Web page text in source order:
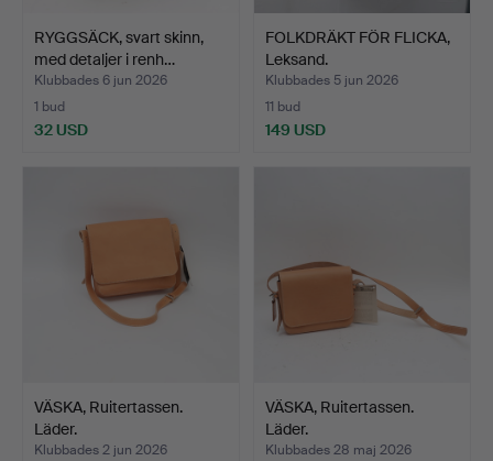
RYGGSÄCK, svart skinn,
med detaljer i renh…
Klubbades 6 jun 2026
1 bud
32 USD
FOLKDRÄKT FÖR FLICKA,
Leksand.
Klubbades 5 jun 2026
11 bud
149 USD
VÄSKA, Ruitertassen.
Läder.
Klubbades 2 jun 2026
VÄSKA, Ruitertassen.
Läder.
Klubbades 28 maj 2026